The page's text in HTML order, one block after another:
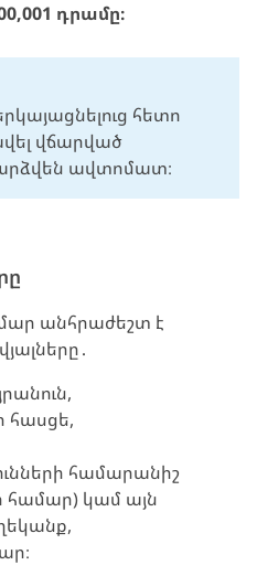
դրամը։
հետո
վճարված
ավտոմատ։
անհրաժեշտ է
հասցե,
համարանիշ
կամ այն